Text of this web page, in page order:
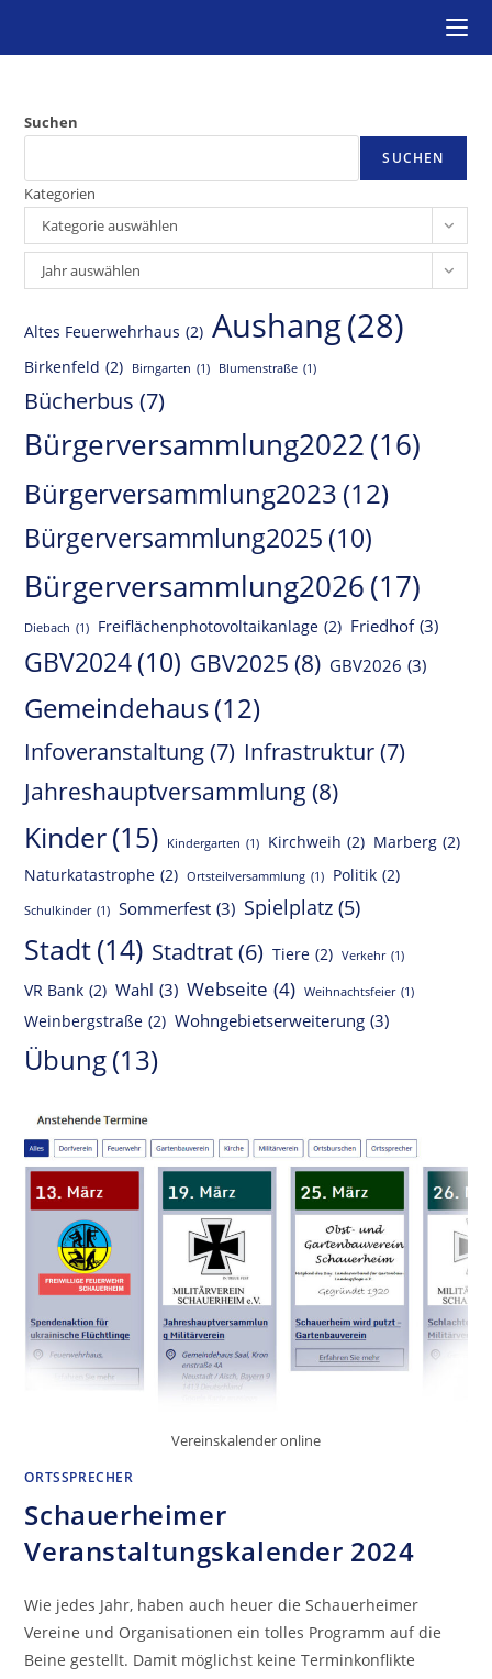
Suchen
SUCHEN
Kategorien
Kategorie auswählen
Archiv
Jahr auswählen
Altes Feuerwehrhaus (2) Aushang(28)
Birkenfeld (2) Birngarten (1) Blumenstraße (1)
Bücherbus (7)
Bürgerversammlung2022 (16)
Bürgerversammlung2023 (12)
Bürgerversammlung2025 (10)
Bürgerversammlung2026(17)
Diebach (1) Freiflächenphotovoltaikanlage (2) Friedhof (3)
GBV2024(10) GBV2025 (8) GBV2026 (3)
Gemeindehaus(12)
Infoveranstaltung(7) Infrastruktur(7)
Jahreshauptversammlung (8)
Kinder(15) Kindergarten (1) Kirchweih (2) Marberg (2)
Naturkatastrophe (2) Ortsteilversammlung (1) Politik (2)
Schulkinder (1) Sommerfest (3) Spielplatz (5)
Stadt(14) Stadtrat (6) Tiere (2) Verkehr (1)
VR Bank (2) Wahl (3) Webseite (4) Weihnachtsfeier (1)
Weinbergstraße (2) Wohngebietserweiterung (3)
Übung(13)
Vereinskalender online
ORTSSPRECHER
Schauerheimer
Veranstaltungskalender 2024
Wie jedes Jahr, haben auch heuer die Schauerheimer
Vereine und Organisationen ein tolles Programm auf die
Beine gestellt. Damit möglichst keine Terminkonflikte